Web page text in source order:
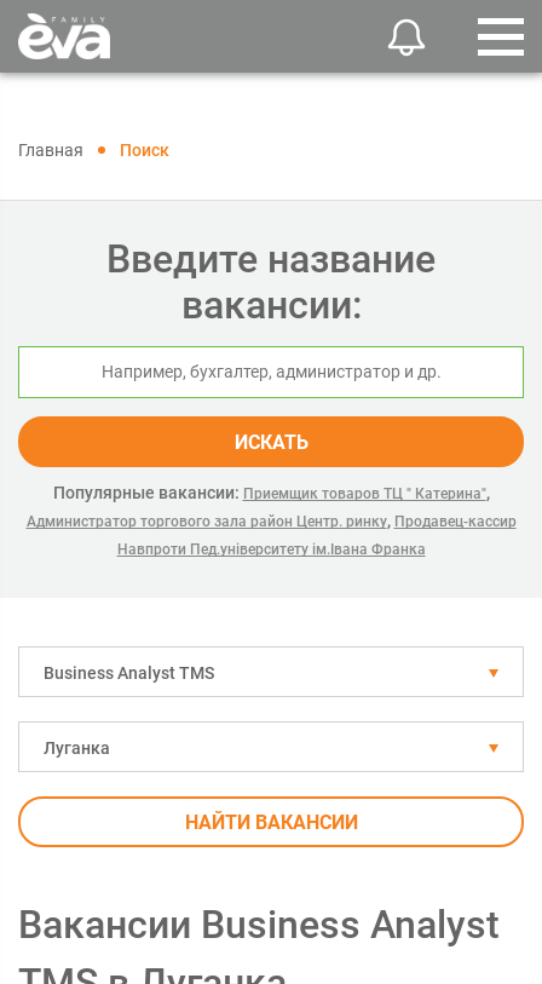
Главная Поиск
Введите название
вакансии:
ИСКАТЬ
Популярные вакансии: Приемщик товаров ТЦ " Катерина",
Администратор торгового зала район Центр. ринку, Продавец-кассир
Навпроти Пед.університету ім.Івана Франка
Business Analyst TMS
Луганка
НАЙТИ ВАКАНСИИ
Вакансии Business Analyst